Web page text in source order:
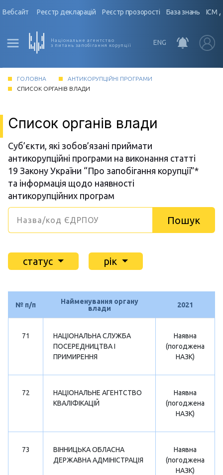
Вебсайт Реєстр декларацій Реєстр прозорості База знань ІСМ
Національне агентство
з питань запобігання корупції
ENG
ГОЛОВНА
АНТИКОРУПЦІЙНІ ПРОГРАМИ
СПИСОК ОРГАНІВ ВЛАДИ
Список органів влади
Суб’єкти, які зобов’язані приймати
антикорупційні програми на виконання статті
19 Закону України “Про запобігання корупції”*
та інформація щодо наявності
антикорупційних програм
Пошук
статус рік
№ п/п
Найменування органу
влади
2021
71
НАЦІОНАЛЬНА СЛУЖБА
ПОСЕРЕДНИЦТВА І
ПРИМИРЕННЯ
Наявна
(погоджена
НАЗК)
72
НАЦІОНАЛЬНЕ АГЕНТСТВО
КВАЛІФІКАЦІЙ
Наявна
(погоджена
НАЗК)
73
ВІННИЦЬКА ОБЛАСНА
ДЕРЖАВНА АДМІНІСТРАЦІЯ
Наявна
(погоджена
НАЗК)